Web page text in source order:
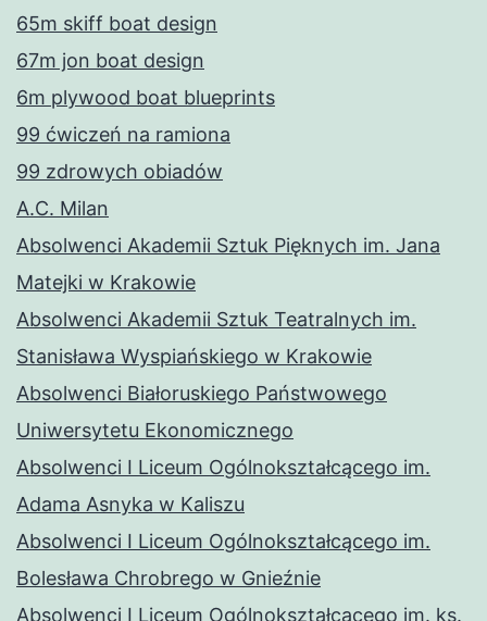
65m skiff boat design
67m jon boat design
6m plywood boat blueprints
99 ćwiczeń na ramiona
99 zdrowych obiadów
A.C. Milan
Absolwenci Akademii Sztuk Pięknych im. Jana
Matejki w Krakowie
Absolwenci Akademii Sztuk Teatralnych im.
Stanisława Wyspiańskiego w Krakowie
Absolwenci Białoruskiego Państwowego
Uniwersytetu Ekonomicznego
Absolwenci I Liceum Ogólnokształcącego im.
Adama Asnyka w Kaliszu
Absolwenci I Liceum Ogólnokształcącego im.
Bolesława Chrobrego w Gnieźnie
Absolwenci I Liceum Ogólnokształcącego im. ks.